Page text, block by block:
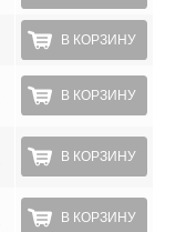
В КОРЗИНУ
В КОРЗИНУ
В КОРЗИНУ
В КОРЗИНУ